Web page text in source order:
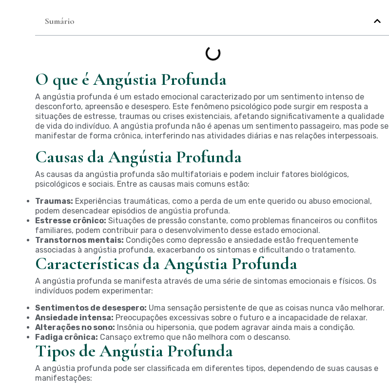
Sumário
O que é Angústia Profunda
A angústia profunda é um estado emocional caracterizado por um sentimento intenso de
desconforto, apreensão e desespero. Este fenômeno psicológico pode surgir em resposta a
situações de estresse, traumas ou crises existenciais, afetando significativamente a qualidade
de vida do indivíduo. A angústia profunda não é apenas um sentimento passageiro, mas pode se
manifestar de forma crônica, interferindo nas atividades diárias e nas relações interpessoais.
Causas da Angústia Profunda
As causas da angústia profunda são multifatoriais e podem incluir fatores biológicos,
psicológicos e sociais. Entre as causas mais comuns estão:
Traumas: Experiências traumáticas, como a perda de um ente querido ou abuso emocional,
podem desencadear episódios de angústia profunda.
Estresse crônico: Situações de pressão constante, como problemas financeiros ou conflitos
familiares, podem contribuir para o desenvolvimento desse estado emocional.
Transtornos mentais: Condições como depressão e ansiedade estão frequentemente
associadas à angústia profunda, exacerbando os sintomas e dificultando o tratamento.
Características da Angústia Profunda
A angústia profunda se manifesta através de uma série de sintomas emocionais e físicos. Os
indivíduos podem experimentar:
Sentimentos de desespero: Uma sensação persistente de que as coisas nunca vão melhorar.
Ansiedade intensa: Preocupações excessivas sobre o futuro e a incapacidade de relaxar.
Alterações no sono: Insônia ou hipersonia, que podem agravar ainda mais a condição.
Fadiga crônica: Cansaço extremo que não melhora com o descanso.
Tipos de Angústia Profunda
A angústia profunda pode ser classificada em diferentes tipos, dependendo de suas causas e
manifestações: